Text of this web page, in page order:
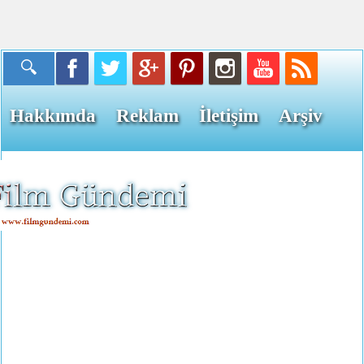
Hakkımda Reklam İletişim Arşiv